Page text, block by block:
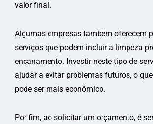
valor final.
Algumas empresas também oferecem
serviços que podem incluir a limpeza
encanamento. Investir neste tipo de
ajudar a evitar problemas futuros, o
pode ser mais econômico.
Por fim, ao solicitar um orçamento, é